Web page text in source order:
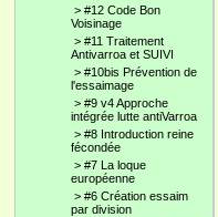
> #12 Code Bon
Voisinage
> #11 Traitement
Antivarroa et SUIVI
> #10bis Prévention de
l'essaimage
> #9 v4 Approche
intégrée lutte antiVarroa
> #8 Introduction reine
fécondée
> #7 La loque
européenne
> #6 Création essaim
par division